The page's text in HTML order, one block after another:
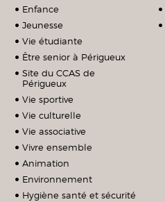
Enfance
Jeunesse
Vie étudiante
Être senior à Périgueux
Site du CCAS de
Périgueux
Vie sportive
Vie culturelle
Vie associative
Vivre ensemble
Animation
Environnement
Hygiène santé et sécurité